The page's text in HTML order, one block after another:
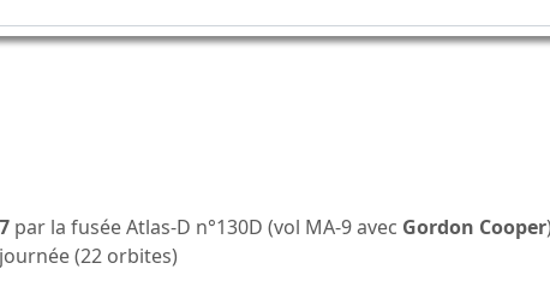
par la fusée Atlas-D n°130D (vol MA-9 avec Gordon Cooper
(22 orbites)